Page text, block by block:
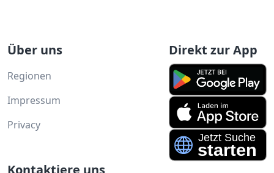
Über uns
Regionen
Impressum
Privacy
Direkt zur App